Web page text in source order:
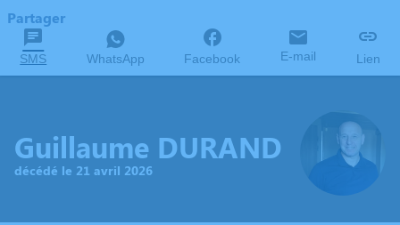
Partager
SMS WhatsApp Facebook E-mail Lien
Guillaume DURAND
décédé le 21 avril 2026